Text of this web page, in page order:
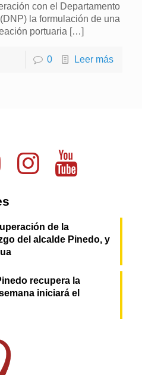
con el Departamento
la formulación de una
portuaria […]
0 Leer más
de la
del alcalde Pinedo, y
recupera la
iniciará el